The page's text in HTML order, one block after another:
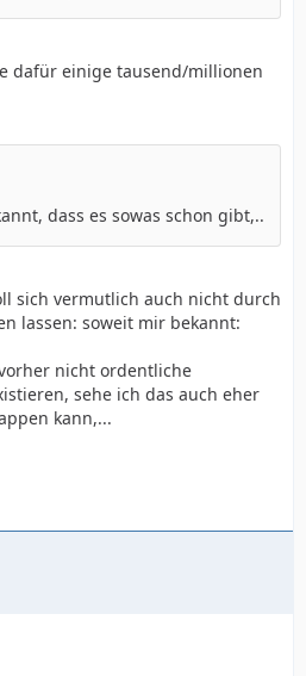
dafür einige tausend/millionen
dass es sowas schon gibt,..
sich vermutlich auch nicht durch
lassen: soweit mir bekannt:
nicht ordentliche
sehe ich das auch eher
kann,...